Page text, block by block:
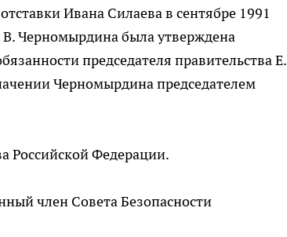
Ивана Силаева в сентябре 1991
Черномырдина была утверждена
председателя правительства Е.
Черномырдина председателем
Российской Федерации.
член Совета Безопасности